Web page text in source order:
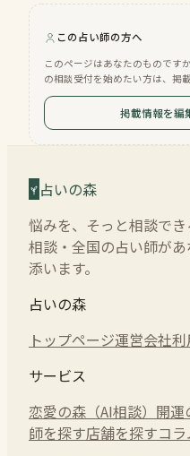
この占い師の方へ
このページはあなたのものです
の相談受付を始めたい方は、掲
掲載情報を編
占いの森
悩みを、そっと相談でき
相談・全国の占い師があ
添います。
占いの森
トップページ運営会社利
サービス
恋愛の森（AI相談） 開運
師を探す店舗を探すコ